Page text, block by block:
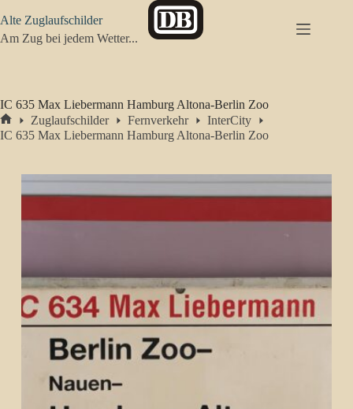
Inhalt
springen
Alte Zuglaufschilder
Am Zug bei jedem Wetter...
IC 635 Max Liebermann Hamburg Altona-Berlin Zoo
Start
Zuglaufschilder Fernverkehr
InterCity
IC 635 Max Liebermann Hamburg Altona-Berlin Zoo